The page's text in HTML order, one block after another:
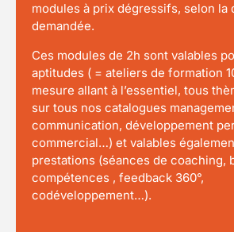
modules à prix dégressifs, selon la
demandée.
Ces modules de 2h sont valables
aptitudes ( = ateliers de formation
mesure allant à l’essentiel, tous
sur tous nos catalogues
communication, développement
commercial…) et valables
prestations (séances de coaching,
compétences , feedback 360°,
codéveloppement…).